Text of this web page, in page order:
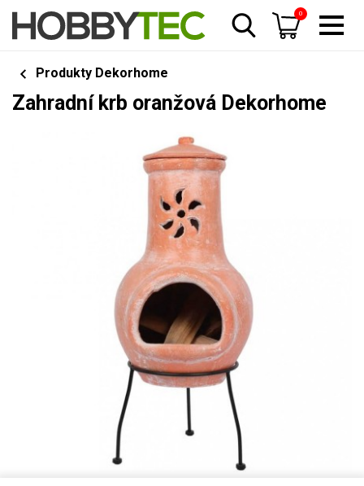
0
Produkty Dekorhome
Zahradní krb oranžová Dekorhome